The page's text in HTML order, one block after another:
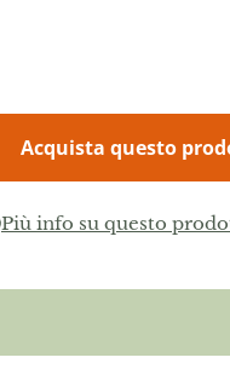
Acquista questo
Più info su questo